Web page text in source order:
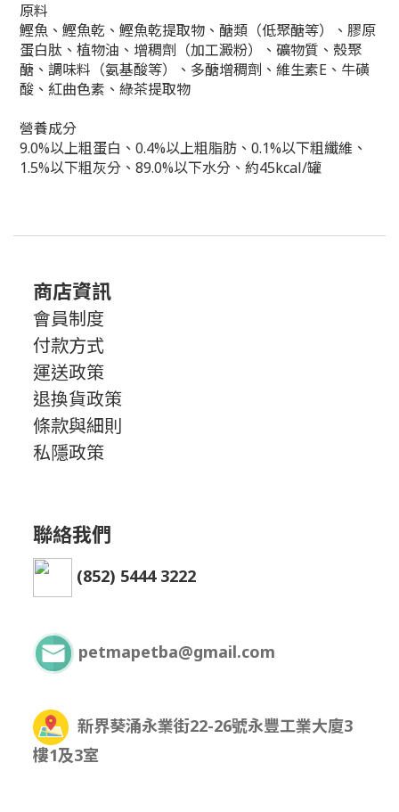
原料
鰹魚、鰹魚乾、鰹魚乾提取物、醣類（低聚醣等）、膠原
蛋白肽、植物油、增稠劑（加工澱粉）、礦物質、殼聚
醣、調味料（氨基酸等）、多醣增稠劑、維生素E、牛磺
酸、紅曲色素、綠茶提取物
營養成分
9.0%以上粗蛋白、0.4%以上粗脂肪、0.1%以下粗纖維、
1.5%以下粗灰分、89.0%以下水分、約45kcal/罐
商店資訊
會員制度
付款方式
運送政策
退換貨政策
條款與細則
私隱政策
聯絡我們
(852) 5444 3222
petmapetba@gmail.com
新界葵涌永業街22-26號永豐工業大廈3
樓1及3室